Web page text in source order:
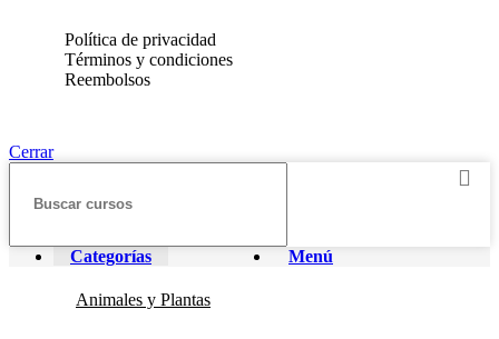
Política de privacidad
Términos y condiciones
Reembolsos
Cerrar
Menú
Categorías
Animales y Plantas